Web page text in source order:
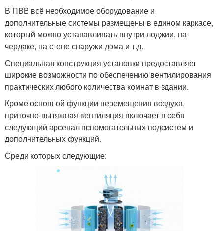
В ПВВ всё необходимое оборудование и
дополнительные системы размещены в едином каркасе,
который можно устанавливать внутри лоджии, на
чердаке, на стене снаружи дома и т.д.
Специальная конструкция установки предоставляет
широкие возможности по обеспечению вентилирования
практических любого количества комнат в здании.
Кроме основной функции перемещения воздуха,
приточно-вытяжная вентиляция включает в себя
следующий арсенал вспомогательных подсистем и
дополнительных функций.
Среди которых следующие: